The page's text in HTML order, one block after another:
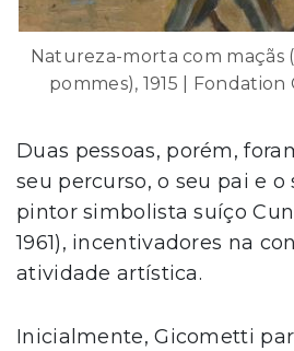
Natureza-morta com maçãs
pommes), 1915 |
Duas pessoas, porém,
seu percurso, o seu pai e
pintor simbolista suíço
1961), incentivadores na
atividade artística.
Inicialmente, Gicometti